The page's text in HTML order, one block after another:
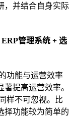
，并结合自身实际
管理系统 + 选
功能与运营效率
提高运营效率。
样不可忽视。比
择功能较为简单的